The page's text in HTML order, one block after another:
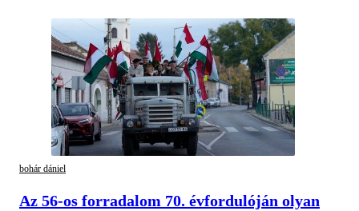
bohár dániel
Az 56-os forradalom 70. évfordulóján olyan